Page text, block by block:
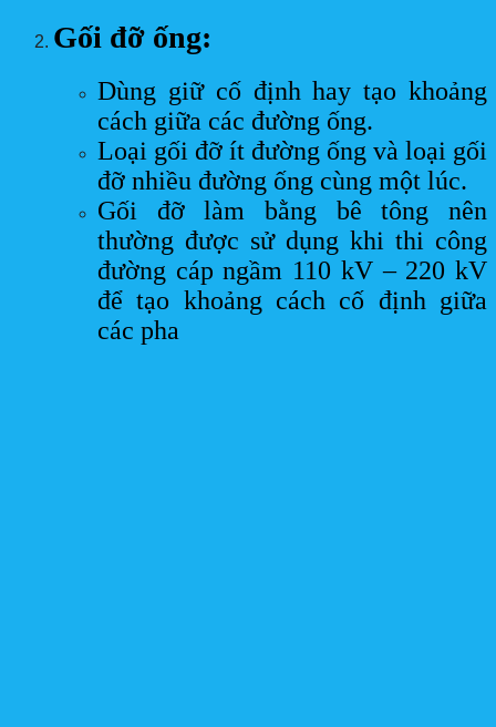
Gối đỡ ống:
Dùng giữ cố định hay tạo khoảng
cách giữa các đường ống.
Loại gối đỡ ít đường ống và loại gối
đỡ nhiều đường ống cùng một lúc.
Gối đỡ làm bằng bê tông nên
thường được sử dụng khi thi công
đường cáp ngầm 110 kV – 220 kV
để tạo khoảng cách cố định giữa
các pha